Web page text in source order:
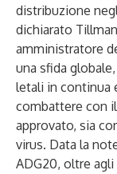
distribuzione
dichiarato
amministratore
una sfida
letali in continua
combattere con
approvato, sia
virus. Data la
ADG20, oltre